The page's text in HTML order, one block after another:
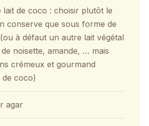
lait de coco : choisir plutôt le
conserve que sous forme de
à défaut un autre lait végétal
noisette, amande, … mais
crémeux et gourmand
de coco)
agar